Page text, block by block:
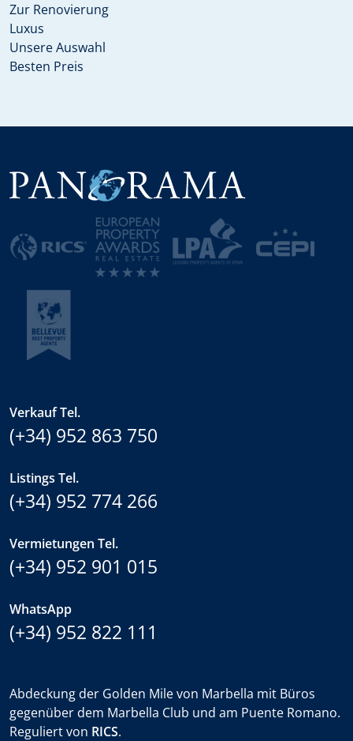
Zur Renovierung
Luxus
Unsere Auswahl
Besten Preis
Verkauf Tel.
(+34) 952 863 750
Listings Tel.
(+34) 952 774 266
Vermietungen Tel.
(+34) 952 901 015
WhatsApp
(+34) 952 822 111
Abdeckung der Golden Mile von Marbella mit Büros
gegenüber dem Marbella Club und am Puente Romano.
Reguliert von RICS.